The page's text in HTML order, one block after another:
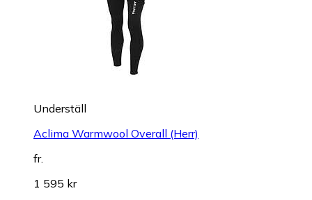
Underställ
Aclima Warmwool Overall (Herr)
fr.
1 595 kr